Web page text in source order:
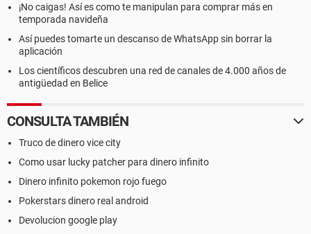
¡No caigas! Así es como te manipulan para comprar más en
temporada navideña
Así puedes tomarte un descanso de WhatsApp sin borrar la
aplicación
Los científicos descubren una red de canales de 4.000 años de
antigüedad en Belice
CONSULTA TAMBIÉN
Truco de dinero vice city
Como usar lucky patcher para dinero infinito
Dinero infinito pokemon rojo fuego
Pokerstars dinero real android
Devolucion google play